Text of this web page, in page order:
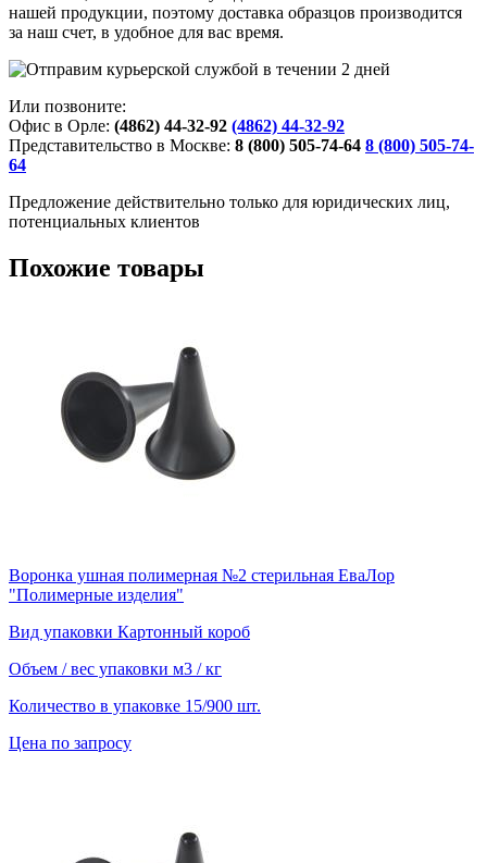
нашей продукции, поэтому доставка образцов производится
за наш счет, в удобное для вас время.
Или позвоните:
Офис в Орле: (4862) 44-32-92 (4862) 44-32-92
Представительство в Москве: 8 (800) 505-74-64 8 (800) 505-74-
64
Предложение действительно только для юридических лиц,
потенциальных клиентов
Похожие товары
Воронка ушная полимерная №2 стерильная ЕваЛор
"Полимерные изделия"
Вид упаковки Картонный короб
Объем / вес упаковки м3 / кг
Количество в упаковке 15/900 шт.
Цена по запросу